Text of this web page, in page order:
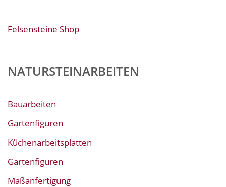
Felsensteine Shop
NATURSTEINARBEITEN
Bauarbeiten
Gartenfiguren
Küchenarbeitsplatten
Gartenfiguren
Maßanfertigung